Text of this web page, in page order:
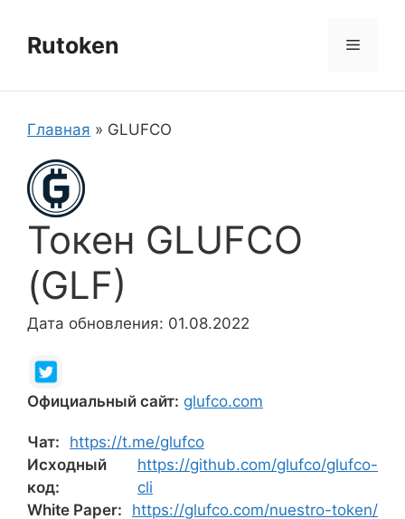
содержимому
Rutoken Меню
Главная » GLUFCO
Токен GLUFCO
(GLF)
Дата обновления: 01.08.2022
Официальный сайт: glufco.com
Чат:
https://t.me/glufco
Исходный
код:
https://github.com/glufco/glufco-
cli
White Paper:
https://glufco.com/nuestro-token/